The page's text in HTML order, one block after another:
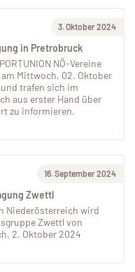
16. September 2024
Zwettl
Niederösterreich wird
Zwettl von
2. Oktober 2024
3. Oktober 2024
in Pretrobruck
NÖ-Vereine
Mittwoch, 02. Oktober
trafen sich im
aus erster Hand über
zu informieren.